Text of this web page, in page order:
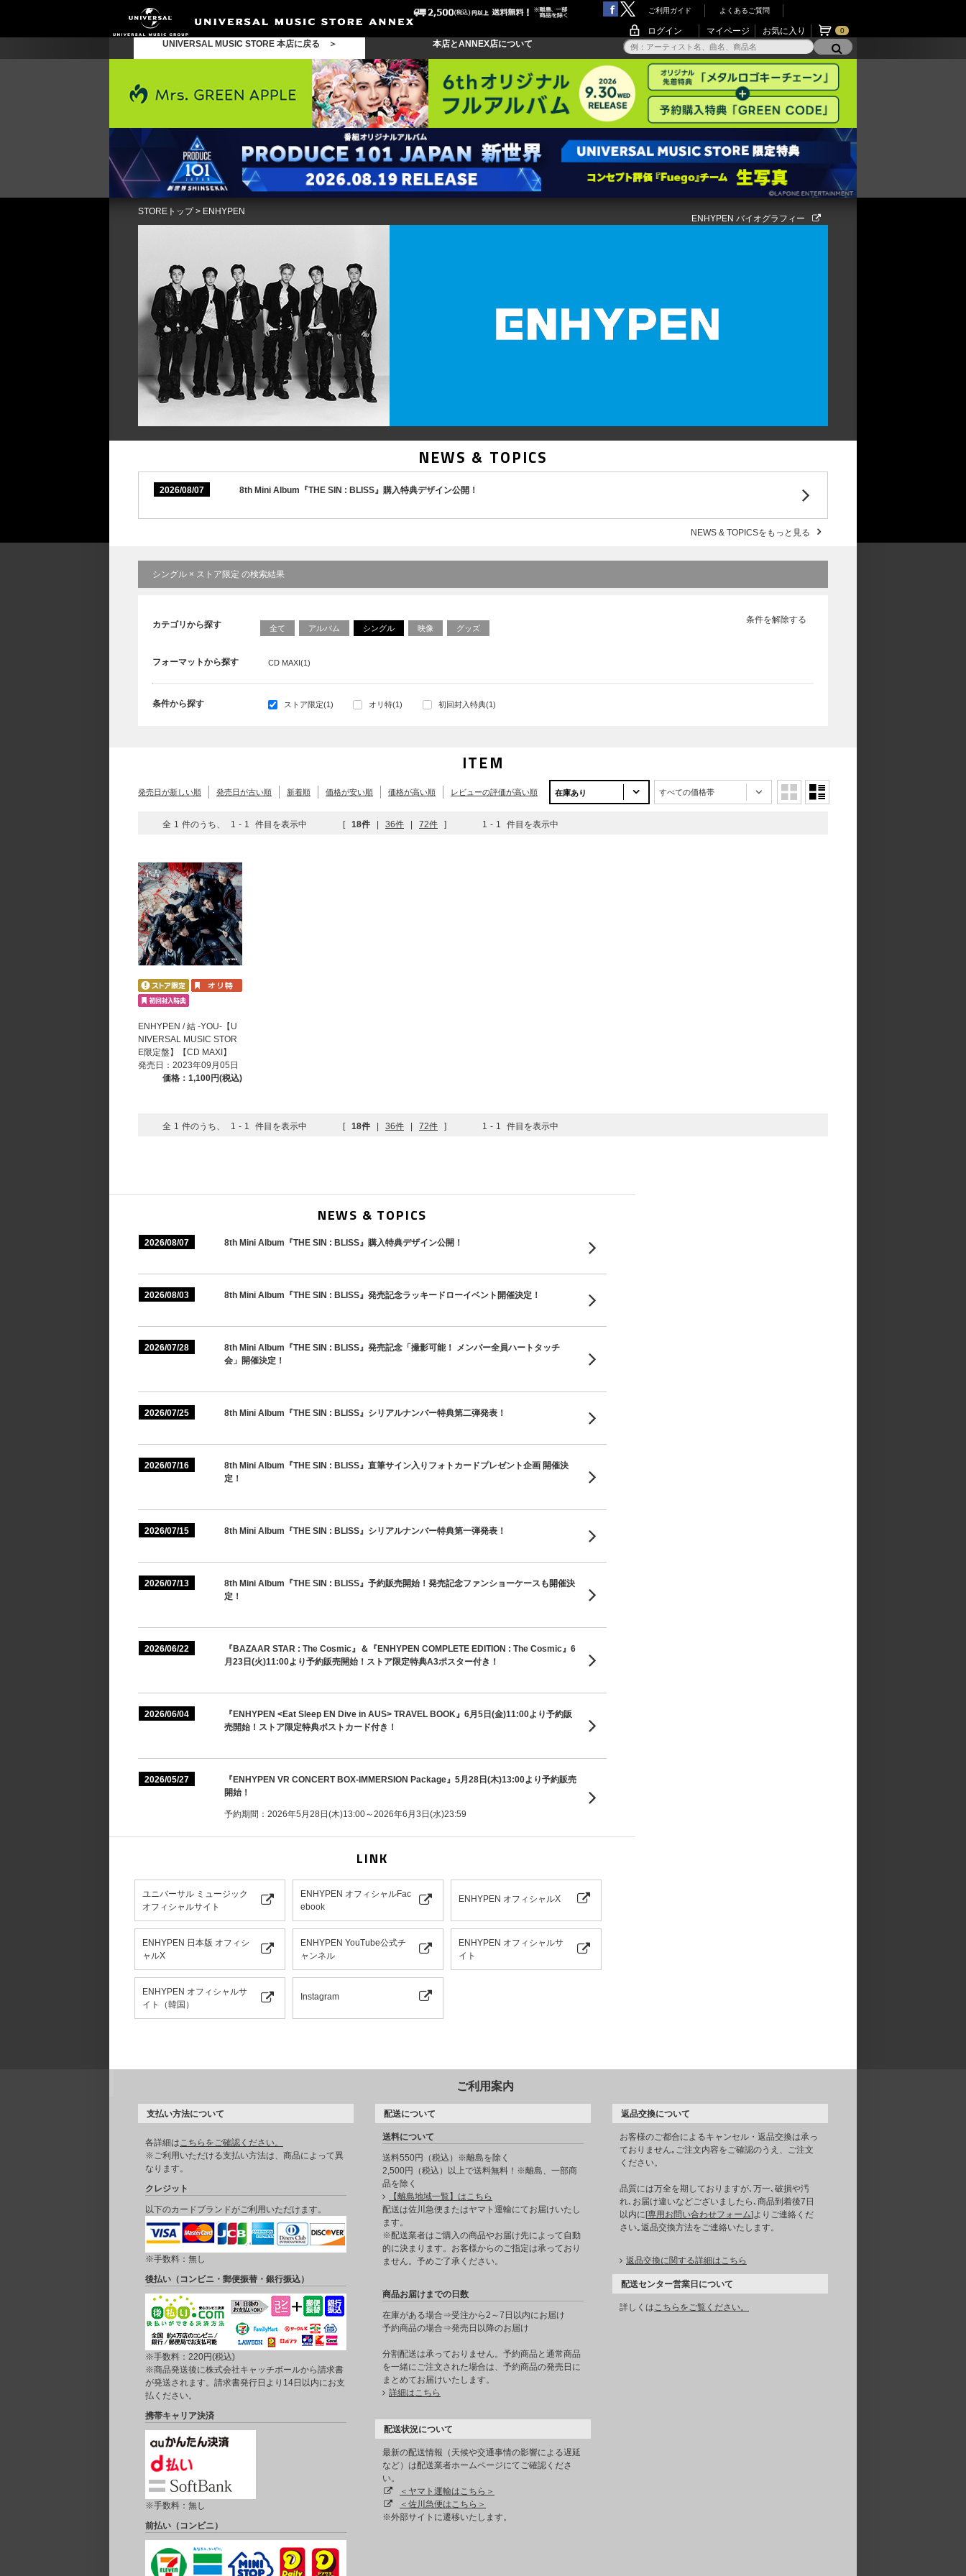
ご利用ガイド よくあるご質問
ログイン マイページ お気に入り 0
UNIVERSAL MUSIC STORE 本店に戻る ＞ 本店とANNEX店について
STOREトップ> ENHYPEN
ENHYPEN バイオグラフィー
NEWS & TOPICS
2026/08/07 8th Mini Album『THE SIN : BLISS』購入特典デザイン公開！
NEWS & TOPICSをもっと見る
シングル × ストア限定 の検索結果
条件を解除する
カテゴリから探す 全て アルバム シングル 映像 グッズ
フォーマットから探す CD MAXI(1)
条件から探す ストア限定(1) オリ特(1) 初回封入特典(1)
ITEM
発売日が新しい順 発売日が古い順 新着順 価格が安い順 価格が高い順 レビューの評価が高い順 在庫あり すべての価格帯
全 1 件のうち、 1 - 1 件目を表示中 [ 18件 | 36件 | 72件 ] 1 - 1 件目を表示中
ENHYPEN / 結 -YOU-【U
NIVERSAL MUSIC STOR
E限定盤】【CD MAXI】
発売日：2023年09月05日
価格：1,100円(税込)
全 1 件のうち、 1 - 1 件目を表示中 [ 18件 | 36件 | 72件 ] 1 - 1 件目を表示中
NEWS & TOPICS
2026/08/07 8th Mini Album『THE SIN : BLISS』購入特典デザイン公開！
2026/08/03 8th Mini Album『THE SIN : BLISS』発売記念ラッキードローイベント開催決定！
2026/07/28
8th Mini Album『THE SIN : BLISS』発売記念「撮影可能！ メンバー全員ハートタッチ
会」開催決定！
2026/07/25 8th Mini Album『THE SIN : BLISS』シリアルナンバー特典第二弾発表！
2026/07/16
8th Mini Album『THE SIN : BLISS』直筆サイン入りフォトカードプレゼント企画 開催決
定！
2026/07/15 8th Mini Album『THE SIN : BLISS』シリアルナンバー特典第一弾発表！
2026/07/13
8th Mini Album『THE SIN : BLISS』予約販売開始！発売記念ファンショーケースも開催決
定！
2026/06/22
『BAZAAR STAR : The Cosmic』＆『ENHYPEN COMPLETE EDITION : The Cosmic』6
月23日(火)11:00より予約販売開始！ストア限定特典A3ポスター付き！
2026/06/04
『ENHYPEN <Eat Sleep EN Dive in AUS> TRAVEL BOOK』6月5日(金)11:00より予約販
売開始！ストア限定特典ポストカード付き！
2026/05/27
『ENHYPEN VR CONCERT BOX-IMMERSION Package』5月28日(木)13:00より予約販売
開始！
予約期間：2026年5月28日(木)13:00～2026年6月3日(水)23:59
LINK
ユニバーサル ミュージック
オフィシャルサイト
ENHYPEN オフィシャルFac
ebook
ENHYPEN オフィシャルX
ENHYPEN 日本版 オフィシ
ャルX
ENHYPEN YouTube公式チ
ャンネル
ENHYPEN オフィシャルサ
イト
ENHYPEN オフィシャルサ
イト（韓国）
Instagram
ご利用案内
支払い方法について
各詳細はこちらをご確認ください。
※ご利用いただける支払い方法は、商品によって異
なります。
クレジット
以下のカードブランドがご利用いただけます。
※手数料：無し
後払い（コンビニ・郵便振替・銀行振込）
※手数料：220円(税込)
※商品発送後に株式会社キャッチボールから請求書
が発送されます。請求書発行日より14日以内にお支
払ください。
携帯キャリア決済
※手数料：無し
前払い（コンビニ）
配送について
送料について
送料550円（税込）※離島を除く
2,500円（税込）以上で送料無料！※離島、一部商
品を除く
【離島地域一覧】はこちら
配送は佐川急便またはヤマト運輸にてお届けいたし
ます。
※配送業者はご購入の商品やお届け先によって自動
的に決まります。お客様からのご指定は承っており
ません。予めご了承ください。
商品お届けまでの日数
在庫がある場合⇒受注から2～7日以内にお届け
予約商品の場合⇒発売日以降のお届け
分割配送は承っておりません。予約商品と通常商品
を一緒にご注文された場合は、予約商品の発売日に
まとめてお届けいたします。
詳細はこちら
配送状況について
最新の配送情報（天候や交通事情の影響による遅延
など）は配送業者ホームページにてご確認くださ
い。
＜ヤマト運輸はこちら＞
＜佐川急便はこちら＞
※外部サイトに遷移いたします。
返品交換について
お客様のご都合によるキャンセル・返品交換は承っ
ておりません｡ご注文内容をご確認のうえ、ご注文
ください。
品質には万全を期しておりますが､万一､破損や汚
れ､お届け違いなどございましたら､商品到着後7日
以内に[専用お問い合わせフォーム]よりご連絡くだ
さい｡返品交換方法をご連絡いたします。
返品交換に関する詳細はこちら
配送センター営業日について
詳しくはこちらをご覧ください。